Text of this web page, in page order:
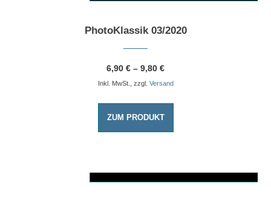
PhotoKlassik 03/2020
6,90 € – 9,80 €
Inkl. MwSt., zzgl. Versand
ZUM PRODUKT
Dieses Produkt weist mehrere Varianten auf. Die Optionen können auf der Produktseite gewählt werden